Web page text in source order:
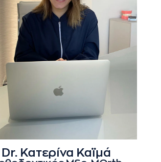
Dr. Κατερίνα Καϊμά